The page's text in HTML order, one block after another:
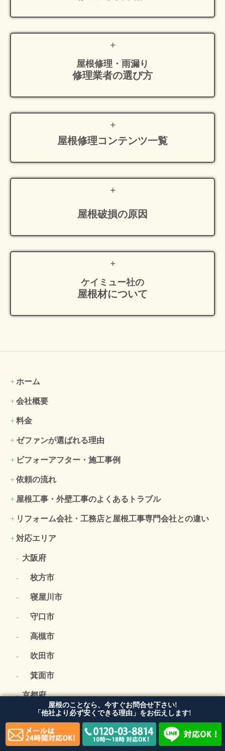
屋根修理・雨漏り
修理業者の選び方
屋根修理コンテンツ一覧
屋根破損の原因
ケイミュー社の
屋根材について
ホーム
会社概要
料金
ゼファンが選ばれる理由
ビフォーアフター・施工事例
依頼の流れ
屋根工事・外壁工事のよくある トラブル
リフォーム会社・工務店と屋根工事専門会社との違い
対応エリア
大阪府
枚方市
寝屋川市
守口市
高槻市
吹田市
箕面市
京都府
兵庫県
滋賀県
屋根のことなら、今すぐお問合せ下さい!
「他社より必ず安くできる理由」をお伝えします!